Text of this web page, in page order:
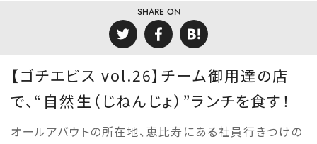
SHARE ON
【ゴチエビス vol.26】チーム御用達の店
で、“自然生（じねんじょ）”ランチを食す！
オールアバウトの所在地、恵比寿にある社員行きつけの